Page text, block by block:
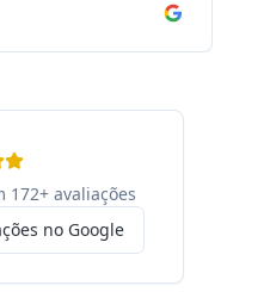
172+ avaliações
no Google